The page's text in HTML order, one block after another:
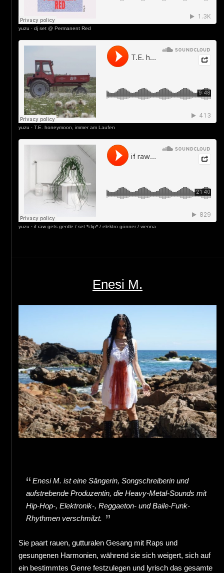
yuzu · dj set @ Permanent Red
yuzu · T.E. honeymoon, immer am Laufen
yuzu · if raw gets gentle / set *clip* / elektro gönner / vienna
Enesi M.
Enesi M. ist eine Sängerin, Songschreiberin und
aufstrebende Produzentin, die Heavy-Metal-Sounds mit
Hip-Hop-, Elektronik-, Reggaeton- und Baile-Funk-
Rhythmen verschmilzt.
Sie paart rauen, gutturalen Gesang mit Raps und
gesungenen Harmonien, während sie sich weigert, sich auf
ein bestimmtes Genre festzulegen und lyrisch das gesamte